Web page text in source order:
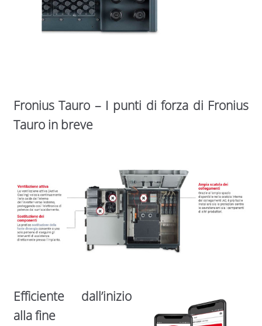
Fronius Tauro – I punti di forza di Fronius
Tauro in breve
Efficiente dall’inizio
alla fine